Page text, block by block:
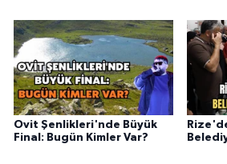
Ovit Şenlikleri'nde Büyük
Final: Bugün Kimler Var?